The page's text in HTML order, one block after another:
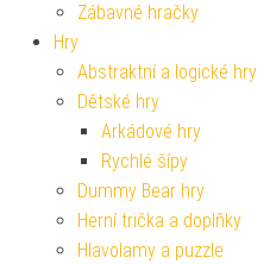
Zábavné hračky
Hry
Abstraktní a logické hry
Dětské hry
Arkádové hry
Rychlé šípy
Dummy Bear hry
Herní trička a doplňky
Hlavolamy a puzzle